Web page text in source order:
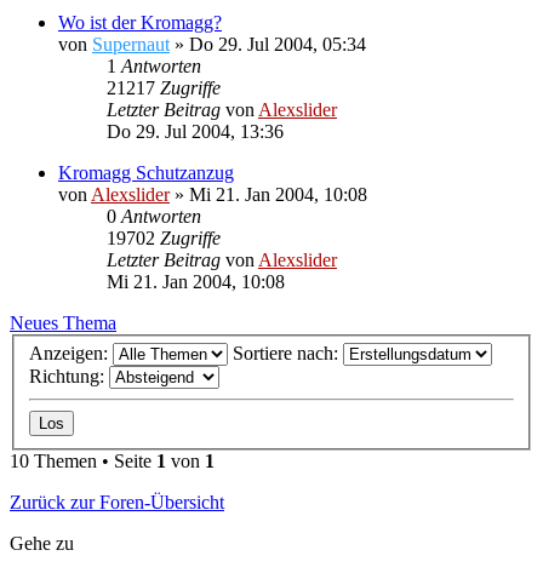
Wo ist der Kromagg?
von Supernaut » Do 29. Jul 2004, 05:34
1 Antworten
21217 Zugriffe
Letzter Beitrag von Alexslider
Do 29. Jul 2004, 13:36
Kromagg Schutzanzug
von Alexslider» Mi 21. Jan 2004, 10:08
0 Antworten
19702 Zugriffe
Letzter Beitrag von Alexslider
Mi 21. Jan 2004, 10:08
Neues Thema
Anzeigen:
Sortiere nach:
Richtung:
10 Themen • Seite 1 von 1
Zurück zur Foren-Übersicht
Gehe zu